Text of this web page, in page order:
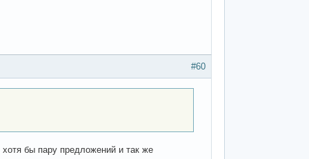
#60
бы пару предложений и так же